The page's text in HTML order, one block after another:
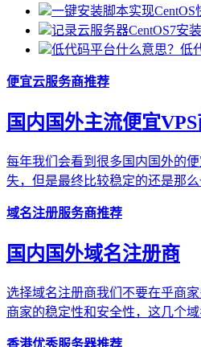
一键安装脚本实现CentOS
记录云服务器CentOS7安
低代码平台什么意思？低
便宜云服务商推荐
国内国外主流便宜
每年我们会看到很多国内国外的
失，但是最终比较稳定的还是那
域名注册服务商推荐
国内国外域名注册商
选择域名注册商我们不要在乎商
商家的稳定性和安全性，这几个
香港优秀服务器推荐